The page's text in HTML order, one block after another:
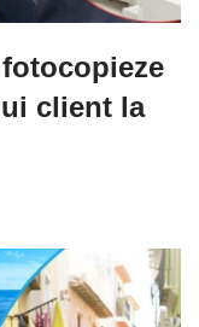
client la